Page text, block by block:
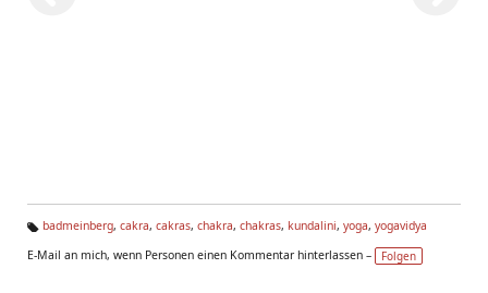
g
badmeinberg, cakra, cakras, chakra, chakras, kundalini, yoga, yogavidya
E-Mail an mich, wenn Personen einen Kommentar hinterlassen –
Folgen